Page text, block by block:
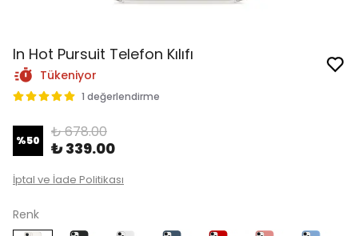
In Hot Pursuit Telefon Kılıfı
Tükeniyor
1 değerlendirme
%50 ₺ 678.00
₺ 339.00
İptal ve İade Politikası
Renk